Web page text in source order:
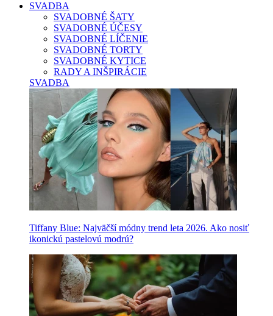
SVADBA
SVADOBNÉ ŠATY
SVADOBNÉ ÚČESY
SVADOBNÉ LÍČENIE
SVADOBNÉ TORTY
SVADOBNÉ KYTICE
RADY A INŠPIRÁCIE
SVADBA
Tiffany Blue: Najväčší módny trend leta 2026. Ako nosiť
ikonickú pastelovú modrú?